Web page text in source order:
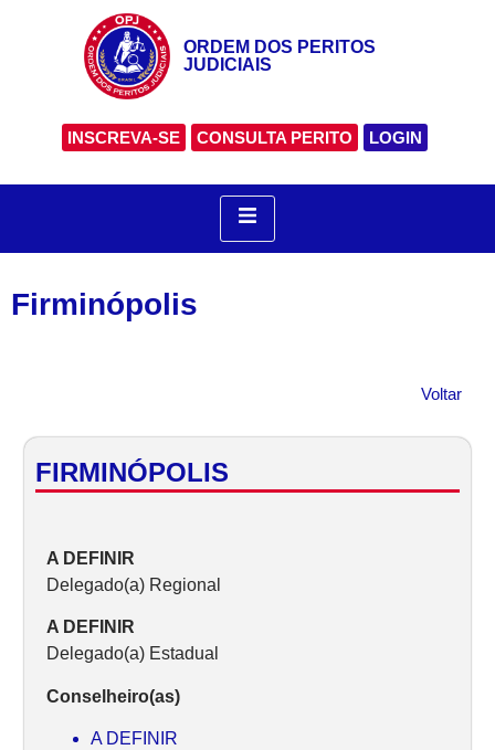
ORDEM DOS PERITOS
JUDICIAIS
INSCREVA-SE CONSULTA PERITO LOGIN
Firminópolis
Voltar
FIRMINÓPOLIS
A DEFINIR
Delegado(a) Regional
A DEFINIR
Delegado(a) Estadual
Conselheiro(as)
A DEFINIR